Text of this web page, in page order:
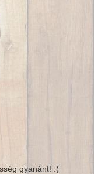
gyanánt! :(